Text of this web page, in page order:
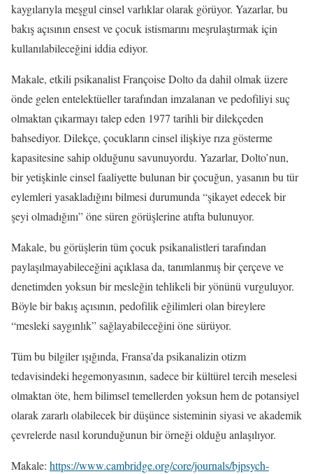
kaygılarıyla meşgul cinsel varlıklar olarak görüyor. Yazarlar, bu
bakış açısının ensest ve çocuk istismarını meşrulaştırmak için
kullanılabileceğini iddia ediyor.
Makale, etkili psikanalist Françoise Dolto da dahil olmak üzere
önde gelen entelektüeller tarafından imzalanan ve pedofiliyi suç
olmaktan çıkarmayı talep eden 1977 tarihli bir dilekçeden
bahsediyor. Dilekçe, çocukların cinsel ilişkiye rıza gösterme
kapasitesine sahip olduğunu savunuyordu. Yazarlar, Dolto’nun,
bir yetişkinle cinsel faaliyette bulunan bir çocuğun, yasanın bu tür
eylemleri yasakladığını bilmesi durumunda “şikayet edecek bir
şeyi olmadığını” öne süren görüşlerine atıfta bulunuyor.
Makale, bu görüşlerin tüm çocuk psikanalistleri tarafından
paylaşılmayabileceğini açıklasa da, tanımlanmış bir çerçeve ve
denetimden yoksun bir mesleğin tehlikeli bir yönünü vurguluyor.
Böyle bir bakış açısının, pedofilik eğilimleri olan bireylere
“mesleki saygınlık” sağlayabileceğini öne sürüyor.
Tüm bu bilgiler ışığında, Fransa’da psikanalizin otizm
tedavisindeki hegemonyasının, sadece bir kültürel tercih meselesi
olmaktan öte, hem bilimsel temellerden yoksun hem de potansiyel
olarak zararlı olabilecek bir düşünce sisteminin siyasi ve akademik
çevrelerde nasıl korunduğunun bir örneği olduğu anlaşılıyor.
Makale: https://www.cambridge.org/core/journals/bjpsych-